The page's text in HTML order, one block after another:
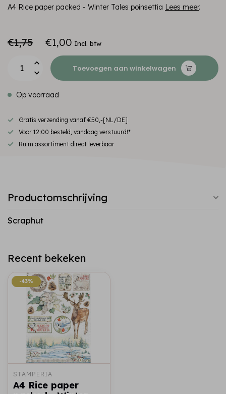
A4 Rice paper packed - Winter Tales poinsettia Lees meer.
€1,75 €1,00 Incl. btw
Toevoegen aan winkelwagen
Op voorraad
Gratis verzending vanaf €50,-[NL/DE]
Voor 12:00 besteld, vandaag verstuurd!*
Ruim assortiment direct leverbaar
Productomschrijving
Scraphut
Recent bekeken
-43%
-43%
STAMPERIA
A4 Rice paper